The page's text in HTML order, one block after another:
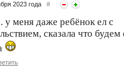
2023 года #
у меня даже ребёнок ел с
сказала что будем